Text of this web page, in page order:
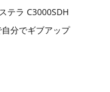
テラ C3000SDH
分でギブアップ